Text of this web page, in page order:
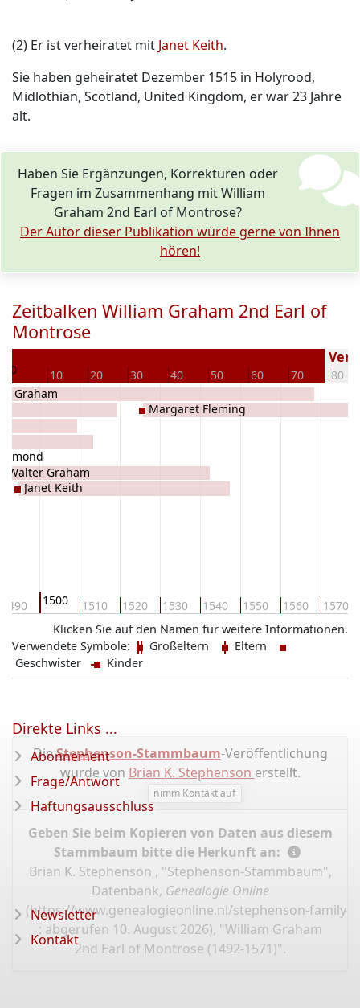
(2) Er ist verheiratet mit Janet Keith.
Sie haben geheiratet Dezember 1515 in Holyrood,
Midlothian, Scotland, United Kingdom, er war 23 Jahre
alt.
Haben Sie Ergänzungen, Korrekturen oder
Fragen im Zusammenhang mit William
Graham 2nd Earl of Montrose?
Der Autor dieser Publikation würde gerne von Ihnen
hören!
Zeitbalken William Graham 2nd Earl of
Montrose
0 10 20 30 40 50 60 70 80
1490 1500 1510 1520 1530 1540 1550 1560 1570
Graham
Walter Graham
Janet Keith
Margaret Fleming
Klicken Sie auf den Namen für weitere Informationen.
Verwendete Symbole:
Großeltern
Eltern
Geschwister
Kinder
DieStephenson-Stammbaum-Veröffentlichung
wurde von Brian K. Stephenson erstellt.
nimm Kontakt auf
Geben Sie beim Kopieren von Daten aus diesem
Stammbaum bitte die Herkunft an:
Brian K. Stephenson , "Stephenson-Stammbaum",
Datenbank, Genealogie Online
(https://www.genealogieonline.nl/stephenson-family-
: abgerufen 10. August 2026), "William Graham
2nd Earl of Montrose (1492-1571)".
Direkte Links ...
Abonnement
Frage/Antwort
Haftungsausschluss
Newsletter
Kontakt